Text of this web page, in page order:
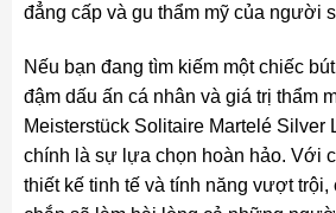
đẳng cấp và gu thẩm mỹ của người
Nếu bạn đang tìm kiếm một chiếc
đậm dấu ấn cá nhân và giá trị thẩm
Meisterstück Solitaire Martelé Silver
chính là sự lựa chọn hoàn hảo. Với
thiết kế tinh tế và tính năng vượt trội,